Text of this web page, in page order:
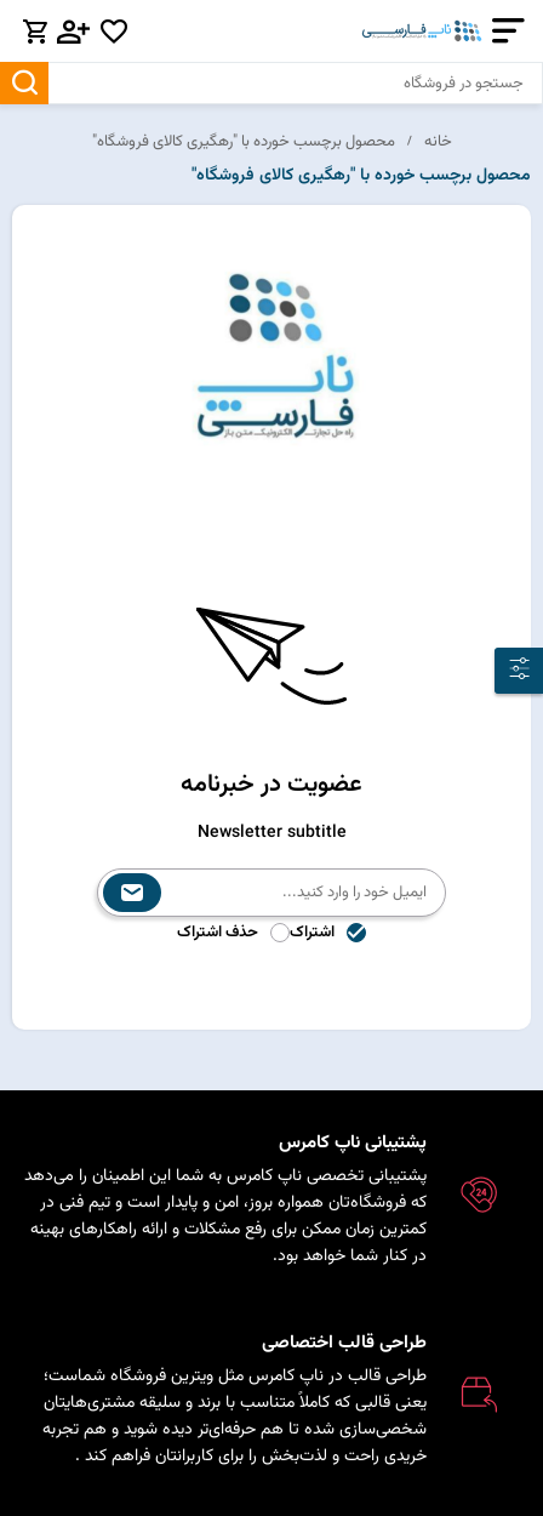
خانه محصول برچسب خورده با "رهگیری کالای فروشگاه"
محصول برچسب خورده با "رهگیری کالای فروشگاه"
عضویت در خبرنامه
Newsletter subtitle
اشتراک حذف اشتراک
پشتیبانی ناپ کامرس
پشتیبانی تخصصی ناپ کامرس به شما این اطمینان را می‌دهد
که فروشگاه‌تان همواره بروز، امن و پایدار است و تیم فنی در
کمترین زمان ممکن برای رفع مشکلات و ارائه راهکارهای بهینه
در کنار شما خواهد بود.
طراحی قالب اختصاصی
طراحی قالب در ناپ کامرس مثل ویترین فروشگاه شماست؛
یعنی قالبی که کاملاً متناسب با برند و سلیقه مشتری‌هایتان
شخصی‌سازی شده تا هم حرفه‌ای‌تر دیده شوید و هم تجربه
خریدی راحت و لذت‌بخش را برای کاربرانتان فراهم کند .